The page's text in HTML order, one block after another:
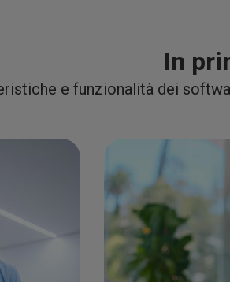
In
e funzionalità dei